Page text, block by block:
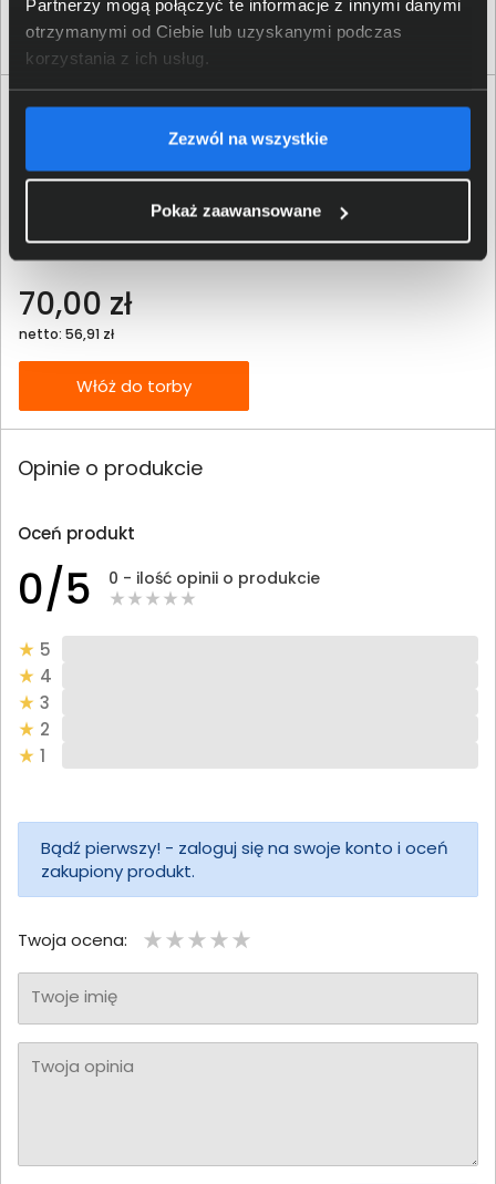
Partnerzy mogą połączyć te informacje z innymi danymi
otrzymanymi od Ciebie lub uzyskanymi podczas
korzystania z ich usług.
Zezwól na wszystkie
Pokaż zaawansowane
Produkty podobne
70,00 zł
netto: 56,91 zł
Włóż do torby
Opinie o produkcie
Oceń produkt
0/5 0 - ilość opinii o produkcie
5
4
3
2
1
Bądź pierwszy! - zaloguj się na swoje konto i oceń
zakupiony produkt.
Twoja ocena:
Twoje imię
Twoja opinia